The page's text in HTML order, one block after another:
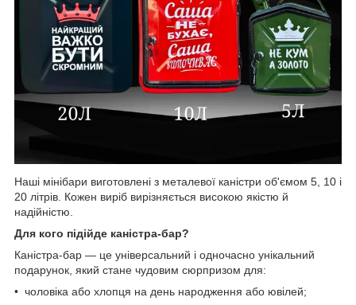
Наші мінібари виготовлені з металевої каністри об'ємом 5, 10 і
20 літрів. Кожен виріб вирізняється високою якістю й
надійністю.
Для кого підійде каністра-бар?
Каністра-бар — це універсальний і одночасно унікальний
подарунок, який стане чудовим сюрпризом для:
• чоловіка або хлопця на день народження або ювілей;